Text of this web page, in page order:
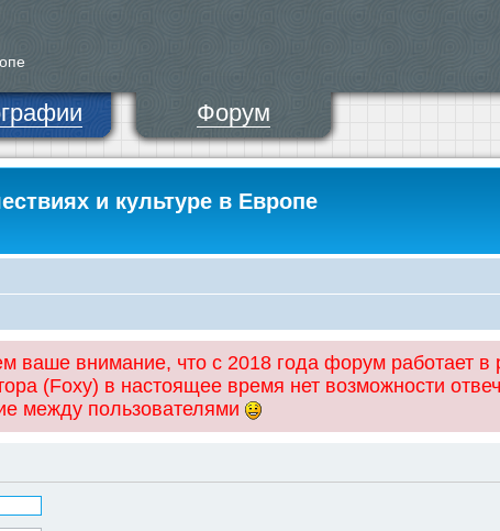
Форум
и культуре в Европе
ваше внимание, что с 2018 года форум работает в
(Foxy) в настоящее время нет возможности
между пользователями